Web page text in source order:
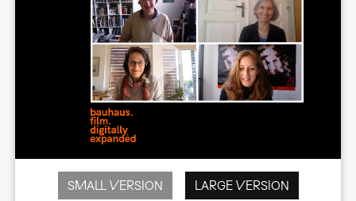
SMALL VERSION LARGE VERSION